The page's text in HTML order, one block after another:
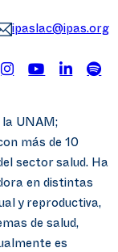
ipaslac@ipas.org
la UNAM;
más de 10
sector salud. Ha
en distintas
y reproductiva,
de salud,
es